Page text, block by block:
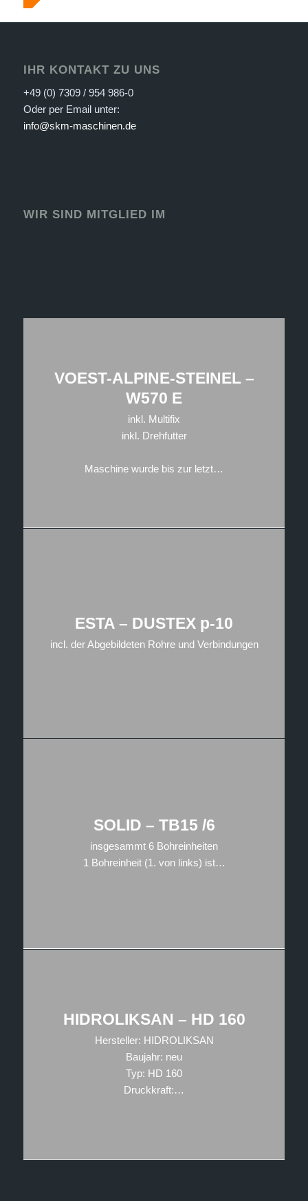
IHR KONTAKT ZU UNS
+49 (0) 7309 / 954 986-0
Oder per Email unter:
info@skm-maschinen.de
WIR SIND MITGLIED IM
VOEST-ALPINE-STEINEL –
W570 E
inkl. Multifix
inkl. Drehfutter
Maschine wurde bis zur letzt…
ESTA – DUSTEX p-10
incl. der Abgebildeten Rohre und Verbindungen
SOLID – TB15 /6
insgesammt 6 Bohreinheiten
1 Bohreinheit (1. von links) ist…
HIDROLIKSAN – HD 160
Hersteller: HIDROLIKSAN
Baujahr: neu
Typ: HD 160
Druckkraft:…